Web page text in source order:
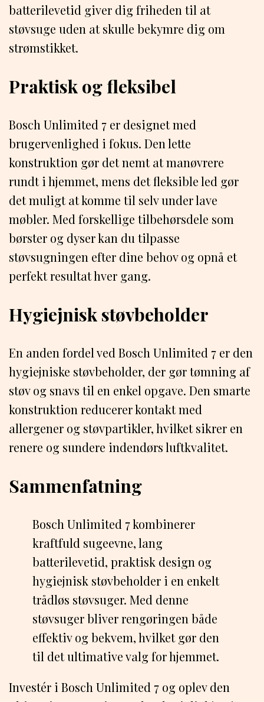
batterilevetid giver dig friheden til at
støvsuge uden at skulle bekymre dig om
strømstikket.
Praktisk og fleksibel
Bosch Unlimited 7 er designet med
brugervenlighed i fokus. Den lette
konstruktion gør det nemt at manøvrere
rundt i hjemmet, mens det fleksible led gør
det muligt at komme til selv under lave
møbler. Med forskellige tilbehørsdele som
børster og dyser kan du tilpasse
støvsugningen efter dine behov og opnå et
perfekt resultat hver gang.
Hygiejnisk støvbeholder
En anden fordel ved Bosch Unlimited 7 er den
hygiejniske støvbeholder, der gør tømning af
støv og snavs til en enkel opgave. Den smarte
konstruktion reducerer kontakt med
allergener og støvpartikler, hvilket sikrer en
renere og sundere indendørs luftkvalitet.
Sammenfatning
Bosch Unlimited 7 kombinerer
kraftfuld sugeevne, lang
batterilevetid, praktisk design og
hygiejnisk støvbeholder i en enkelt
trådløs støvsuger. Med denne
støvsuger bliver rengøringen både
effektiv og bekvem, hvilket gør den
til det ultimative valg for hjemmet.
Investér i Bosch Unlimited 7 og oplev den